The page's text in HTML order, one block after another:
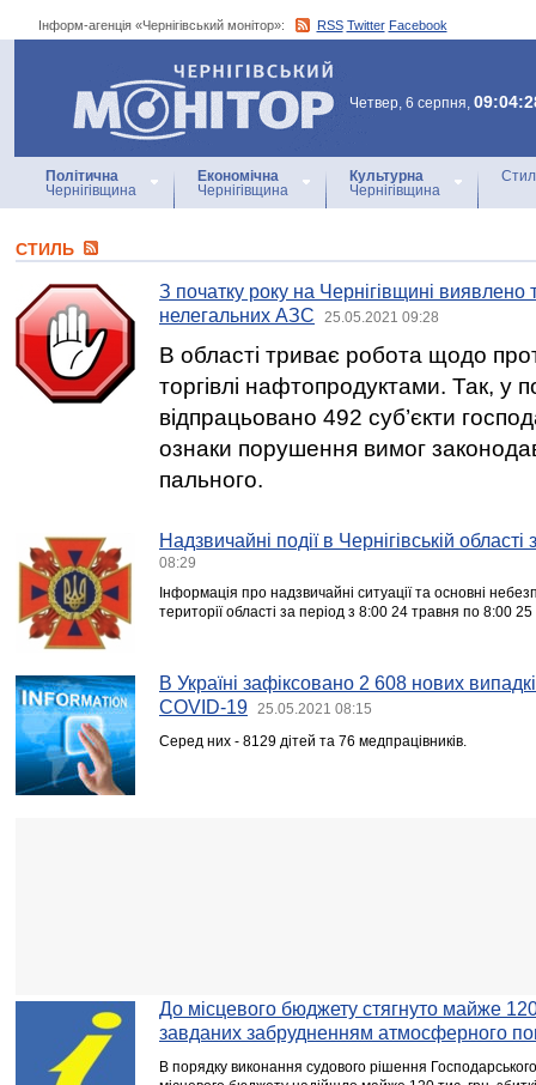
Інформ-агенція «Чернігівський монітор»: RSS Twitter Facebook
Інформ-агенція
«Чернігівський монітор»
Четвер, 6 серпня,
Політична
Чернігівщина
Економічна
Чернігівщина
Культурна
Чернігівщина
СТИЛЬ
З початку року на Чернігівщині
нелегальних АЗС
25.05.2021 09:28
В області триває робота щодо
торгівлі нафтопродуктами. Так, у
відпрацьовано 492 суб’єкти
ознаки порушення вимог
пального.
Надзвичайні події в Чернігівській
08:29
Інформація про надзвичайні ситуації та основні
території області за період з 8:00 24 травня по 8:00
В Україні зафіксовано 2 608 нових
COVID-19
25.05.2021 08:15
Серед них - 8129 дітей та 76 медпрацівників.
До місцевого бюджету стягнуто майже 120
завданих забрудненням атмосферного
В порядку виконання судового рішення Господарського